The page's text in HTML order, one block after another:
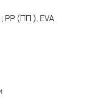
PP (ПП ), EVA